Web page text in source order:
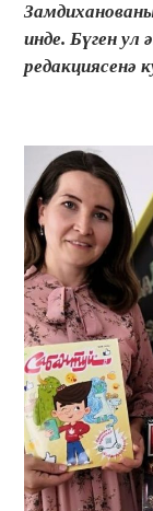
инде. Бүген ул
редакциясенә